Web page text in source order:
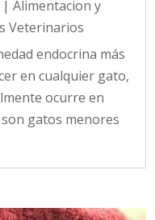
|Alimentacion y
Veterinarios
endocrina más
en cualquier gato,
ocurre en
gatos menores